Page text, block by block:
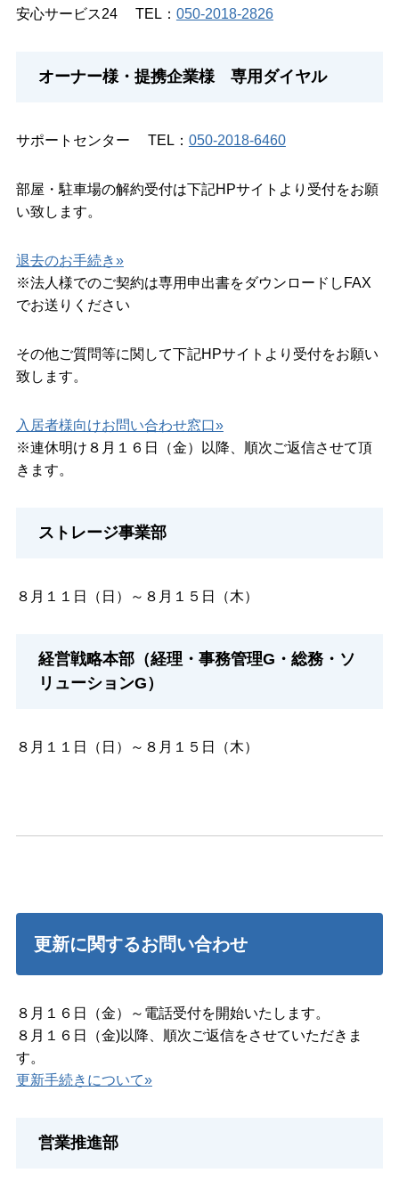
安心サービス24 TEL： 050-2018-2826
オーナー様・提携企業様 専用ダイヤル
サポートセンター TEL： 050-2018-6460
部屋・駐車場の解約受付は下記HPサイトより受付をお願
い致します。
退去のお手続き»
※法人様でのご契約は専用申出書をダウンロードしFAX
でお送りください
その他ご質問等に関して下記HPサイトより受付をお願い
致します。
入居者様向けお問い合わせ窓口»
※連休明け８月１６日（金）以降、順次ご返信させて頂
きます。
ストレージ事業部
８月１１日（日）～８月１５日（木）
経営戦略本部（経理・事務管理G・総務・ソ
リューションG）
８月１１日（日）～８月１５日（木）
更新に関するお問い合わせ
８月１６日（金）～電話受付を開始いたします。
８月１６日（金)以降、順次ご返信をさせていただきま
す。
更新手続きについて»
営業推進部